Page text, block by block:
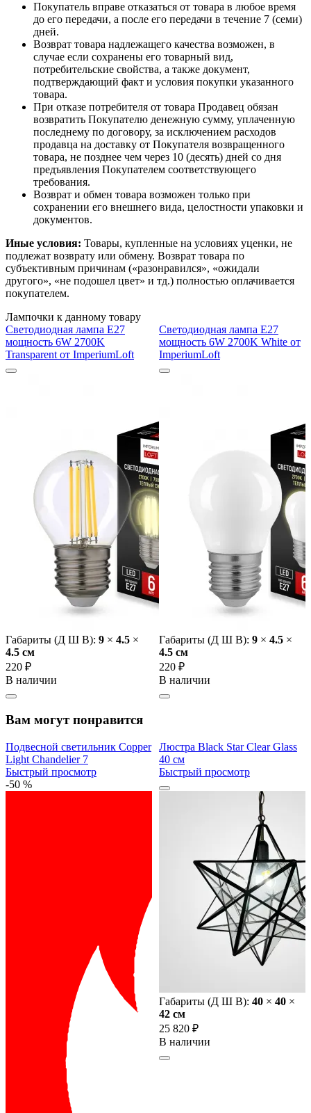
Покупатель вправе отказаться от товара в любое время
до его передачи, а после его передачи в течение 7 (семи)
дней.
Возврат товара надлежащего качества возможен, в
случае если сохранены его товарный вид,
потребительские свойства, а также документ,
подтверждающий факт и условия покупки указанного
товара.
При отказе потребителя от товара Продавец обязан
возвратить Покупателю денежную сумму, уплаченную
последнему по договору, за исключением расходов
продавца на доставку от Покупателя возвращенного
товара, не позднее чем через 10 (десять) дней со дня
предъявления Покупателем соответствующего
требования.
Возврат и обмен товара возможен только при
сохранении его внешнего вида, целостности упаковки и
документов.
Иные условия: Товары, купленные на условиях уценки, не
подлежат возврату или обмену. Возврат товара по
субъективным причинам («разонравился», «ожидали
другого», «не подошел цвет» и тд.) полностью оплачивается
покупателем.
Лампочки к данному товару
Светодиодная лампа E27
мощность 6W 2700K
Transparent от ImperiumLoft
Габариты (Д Ш В): 9 × 4.5 ×
4.5 cм
220 ₽
В наличии
Светодиодная лампа E27
мощность 6W 2700K White от
ImperiumLoft
Габариты (Д Ш В): 9 × 4.5 ×
4.5 cм
220 ₽
В наличии
Вам могут понравится
Подвесной светильник Copper
Light Chandelier 7
Быстрый просмотр
-50 %
Люстра Black Star Clear Glass
40 см
Быстрый просмотр
Габариты (Д Ш В): 40 × 40 ×
42 cм
25 820 ₽
В наличии